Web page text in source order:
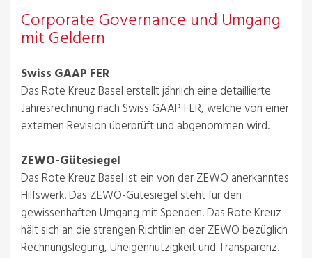
Corporate Governance und Umgang
mit Geldern
Swiss GAAP FER
Das Rote Kreuz Basel erstellt jährlich eine detaillierte
Jahresrechnung nach Swiss GAAP FER, welche von einer
externen Revision überprüft und abgenommen wird.
ZEWO-Gütesiegel
Das Rote Kreuz Basel ist ein von der ZEWO anerkanntes
Hilfswerk. Das ZEWO-Gütesiegel steht für den
gewissenhaften Umgang mit Spenden. Das Rote Kreuz
hält sich an die strengen Richtlinien der ZEWO bezüglich
Rechnungslegung, Uneigennützigkeit und Transparenz.